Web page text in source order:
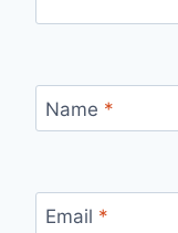
Name *
Email *